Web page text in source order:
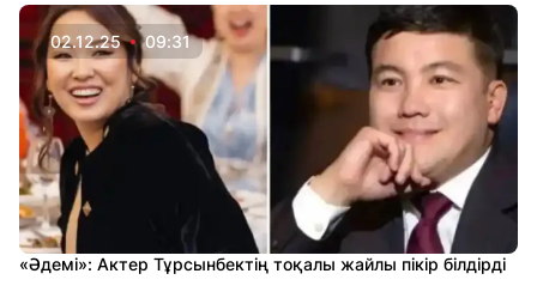
02.12.25 09:31
«Әдемі»: Актер Тұрсынбектің тоқалы жайлы пікір білдірді